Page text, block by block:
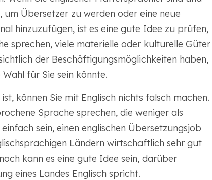
Übersetzer zu werden oder eine neue
hinzuzufügen, ist es eine gute Idee zu prüfen,
sprechen, viele materielle oder kulturelle Güter
der Beschäftigungsmöglichkeiten haben,
für Sie sein könnte.
können Sie mit Englisch nichts falsch machen.
Sprache sprechen, die weniger als
sein, einen englischen Übersetzungsjob
Ländern wirtschaftlich sehr gut
kann es eine gute Idee sein, darüber
eines Landes Englisch spricht.